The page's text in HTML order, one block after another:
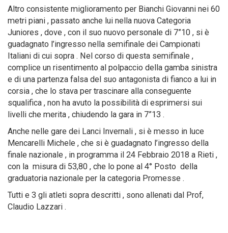
Altro consistente miglioramento per Bianchi Giovanni nei 60
metri piani , passato anche lui nella nuova Categoria
Juniores , dove , con il suo nuovo personale di 7”10 , si è
guadagnato l’ingresso nella semifinale dei Campionati
Italiani di cui sopra . Nel corso di questa semifinale ,
complice un risentimento al polpaccio della gamba sinistra
e di una partenza falsa del suo antagonista di fianco a lui in
corsia , che lo stava per trascinare alla conseguente
squalifica , non ha avuto la possibilità di esprimersi sui
livelli che merita , chiudendo la gara in 7”13 .
Anche nelle gare dei Lanci Invernali , si è messo in luce
Mencarelli Michele , che si è guadagnato l’ingresso della
finale nazionale , in programma il 24 Febbraio 2018 a Rieti ,
con la misura di 53,80 , che lo pone al 4° Posto della
graduatoria nazionale per la categoria Promesse .
Tutti e 3 gli atleti sopra descritti , sono allenati dal Prof,
Claudio Lazzari .